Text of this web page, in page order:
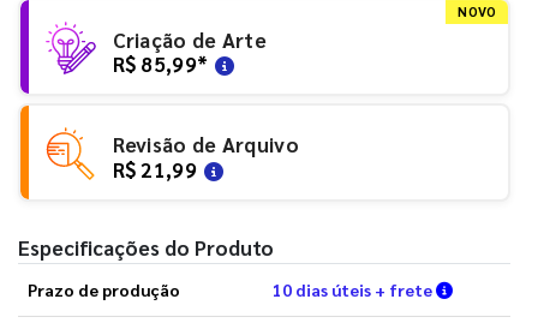
NOVO
Criação de Arte
R$ 85,99*
Revisão de Arquivo
R$ 21,99
Especificações do Produto
Prazo de produção 10 dias úteis + frete Verifique